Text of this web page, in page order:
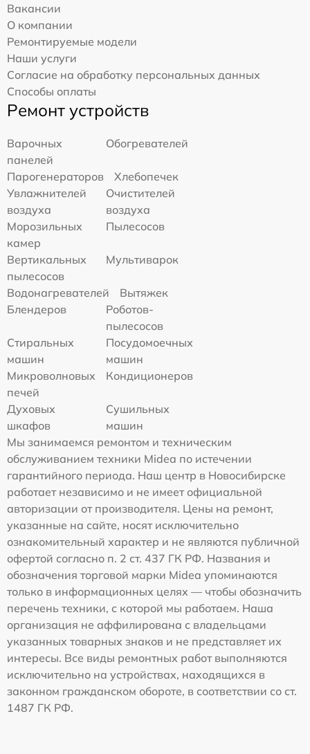
Вакансии
О компании
Ремонтируемые модели
Наши услуги
Согласие на обработку персональных данных
Способы оплаты
Ремонт устройств
Варочных
панелей
Обогревателей
Парогенераторов
Хлебопечек
Увлажнителей
воздуха
Очистителей
воздуха
Морозильных
камер
Пылесосов
Вертикальных
пылесосов
Мультиварок
Водонагревателей
Вытяжек
Блендеров
Роботов-
пылесосов
Стиральных
машин
Посудомоечных
машин
Микроволновых
печей
Кондиционеров
Духовых
шкафов
Сушильных
машин
Мы занимаемся ремонтом и техническим
обслуживанием техники Midea по истечении
гарантийного периода. Наш центр в Новосибирске
работает независимо и не имеет официальной
авторизации от производителя. Цены на ремонт,
указанные на сайте, носят исключительно
ознакомительный характер и не являются публичной
офертой согласно п. 2 ст. 437 ГК РФ. Названия и
обозначения торговой марки Midea упоминаются
только в информационных целях — чтобы обозначить
перечень техники, с которой мы работаем. Наша
организация не аффилирована с владельцами
указанных товарных знаков и не представляет их
интересы. Все виды ремонтных работ выполняются
исключительно на устройствах, находящихся в
законном гражданском обороте, в соответствии со ст.
1487 ГК РФ.